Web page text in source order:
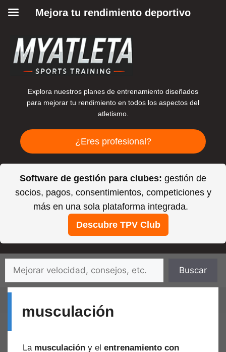
Explora nuestros planes de entrenamiento diseñados
para mejorar tu rendimiento en todos los aspectos del
atletismo.
¿Eres profesional?
Software de gestión para clubes: gestión de
socios, pagos, consentimientos, competiciones y
más en una sola plataforma integrada.
Descubre TPV Club
Saltar
contenido
Buscar
musculación
La musculación y el entrenamiento con
Mejora tu rendimiento deportivo